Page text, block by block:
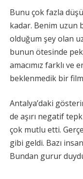
Bunu çok fazla
kadar. Benim uzun
olduğum şey olan
bunun ötesinde
amacımız farklı ve
beklenmedik bir
Antalya’daki
de aşırı negatif
çok mutlu etti.
gibi geldi. Bazı
Bundan gurur